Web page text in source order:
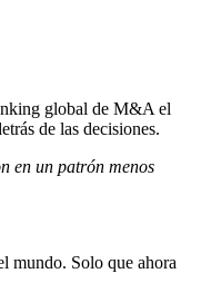
global de M&A el
de las decisiones.
en un patrón menos
mundo. Solo que ahora